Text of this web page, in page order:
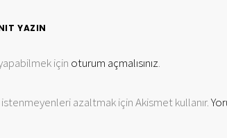
YAZIN
için oturum açmalısınız.
azaltmak için Akismet kullanır.